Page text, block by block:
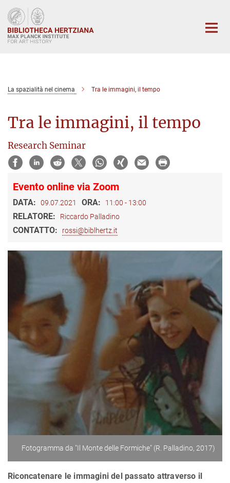
Main-
Content
La spazialità nel cinema Tra le immagini, il tempo
Tra le immagini, il tempo
Research Seminar
Evento online via Zoom
DATA: 09.07.2021 ORA: 11:00 - 13:00
RELATORE: Riccardo Palladino
CONTATTO: rossi@biblhertz.it
Fotogramma da "Il Monte delle Formiche" (R. Palladino, 2017)
Riconcatenare le immagini del passato attraverso il